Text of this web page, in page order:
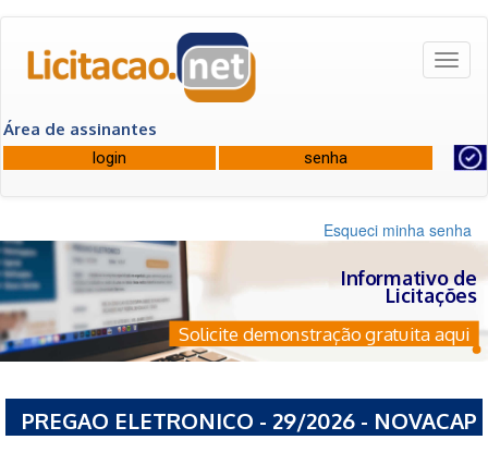
Área de assinantes
Esqueci minha senha
Informativo de
Licitações
Solicite demonstração gratuita aqui
PREGAO ELETRONICO - 29/2026 - NOVACAP